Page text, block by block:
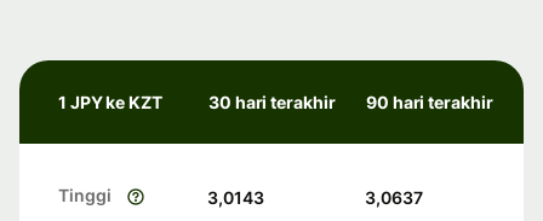
1 JPY ke KZT 30 hari terakhir 90 hari terakhir
Tinggi 3,0143 3,0637